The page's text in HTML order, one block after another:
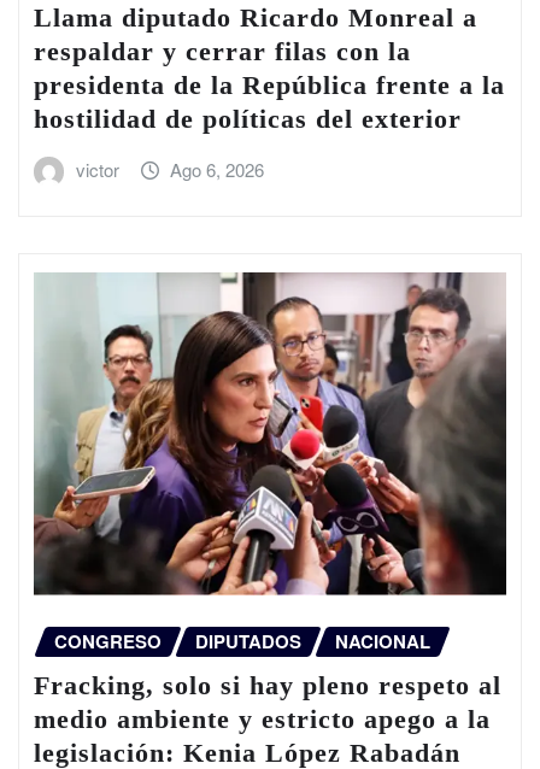
Llama diputado Ricardo Monreal a
respaldar y cerrar filas con la
presidenta de la República frente a la
hostilidad de políticas del exterior
victor Ago 6, 2026
CONGRESO DIPUTADOS NACIONAL
Fracking, solo si hay pleno respeto al
medio ambiente y estricto apego a la
legislación: Kenia López Rabadán